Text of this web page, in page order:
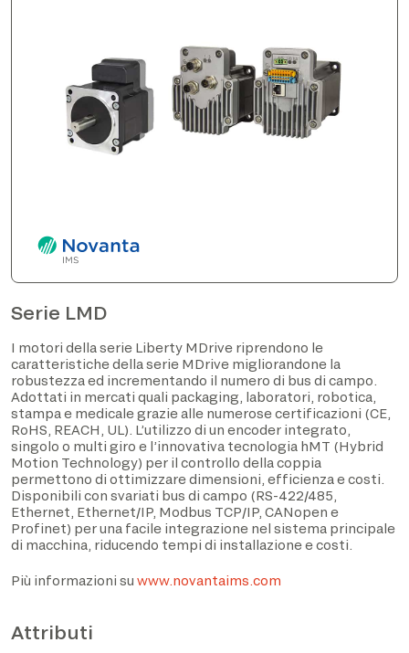
Serie LMD
I motori della serie Liberty MDrive riprendono le
caratteristiche della serie MDrive migliorandone la
robustezza ed incrementando il numero di bus di campo.
Adottati in mercati quali packaging, laboratori, robotica,
stampa e medicale grazie alle numerose certificazioni (CE,
RoHS, REACH, UL). L’utilizzo di un encoder integrato,
singolo o multi giro e l’innovativa tecnologia hMT (Hybrid
Motion Technology) per il controllo della coppia
permettono di ottimizzare dimensioni, efficienza e costi.
Disponibili con svariati bus di campo (RS-422/485,
Ethernet, Ethernet/IP, Modbus TCP/IP, CANopen e
Profinet) per una facile integrazione nel sistema principale
di macchina, riducendo tempi di installazione e costi.
Più informazioni su www.novantaims.com
Attributi
Ho preso visione dell’informativa privacy ed